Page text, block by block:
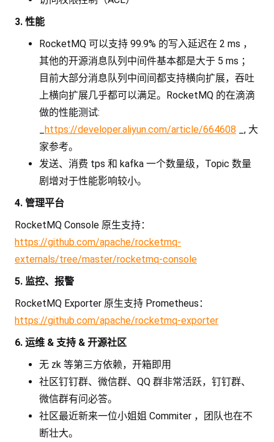
3. 性能
RocketMQ 可以支持 99.9% 的写入延迟在 2 ms ，
其他的开源消息队列中间件基本都是大于 5 ms ；
目前大部分消息队列中间间都支持横向扩展，吞吐
上横向扩展几乎都可以满足。RocketMQ 的在滴滴
做的性能测试:
https://developer.aliyun.com/article/664608 _, 大
家参考。
发送、消费 tps 和 kafka 一个数量级，Topic 数量
剧增对于性能影响较小。
4. 管理平台
RocketMQ Console 原生支持：
https://github.com/apache/rocketmq-
externals/tree/master/rocketmq-console
5. 监控、报警
RocketMQ Exporter 原生支持 Prometheus：
https://github.com/apache/rocketmq-exporter
6. 运维 & 支持 & 开源社区
无 zk 等第三方依赖，开箱即用
社区钉钉群、微信群、QQ 群非常活跃，钉钉群、
微信群有问必答。
社区最近新来一位小姐姐 Commiter ，团队也在不
断壮大。